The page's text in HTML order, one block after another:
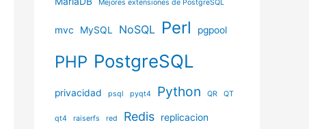
Mejores extensiones de PostgreSQL
mvc MySQL NoSQL Perl pgpool
PHP PostgreSQL
privacidad psql pyqt4 Python QR QT
qt4 raiserfs red Redis
replicacion